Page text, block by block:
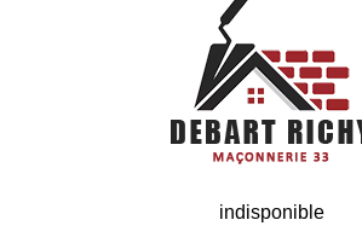
indisponible